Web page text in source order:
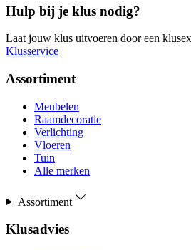
Hulp bij je klus nodig?
Laat jouw klus uitvoeren door een
Klusservice
Assortiment
Meubelen
Raamdecoratie
Verlichting
Vloeren
Tuin
Alle merken
Assortiment
Klusadvies